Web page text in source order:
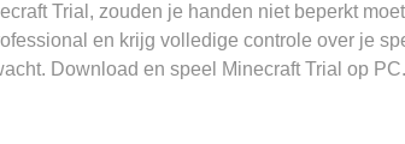
Trial, zouden je handen niet beperkt
en krijg volledige controle over je
Download en speel Minecraft Trial op
mobiele data en storende oproepen. De